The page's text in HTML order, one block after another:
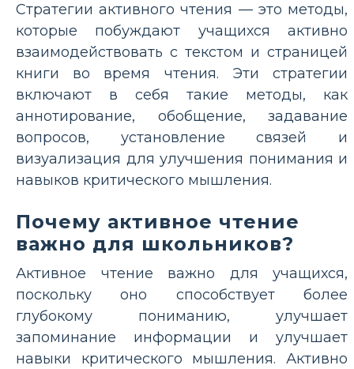
Стратегии активного чтения — это методы,
которые побуждают учащихся активно
взаимодействовать с текстом и страницей
книги во время чтения. Эти стратегии
включают в себя такие методы, как
аннотирование, обобщение, задавание
вопросов, установление связей и
визуализация для улучшения понимания и
навыков критического мышления.
Почему активное чтение
важно для школьников?
Активное чтение важно для учащихся,
поскольку оно способствует более
глубокому пониманию, улучшает
запоминание информации и улучшает
навыки критического мышления. Активно